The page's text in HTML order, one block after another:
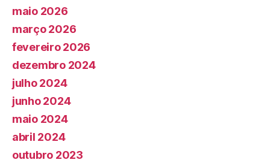
maio 2026
março 2026
fevereiro 2026
dezembro 2024
julho 2024
junho 2024
maio 2024
abril 2024
outubro 2023